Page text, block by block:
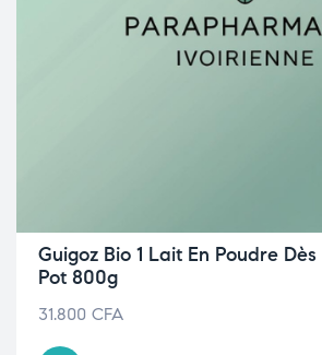
Guigoz Bio 1 Lait En Poudre
Pot 800g
31.800 CFA